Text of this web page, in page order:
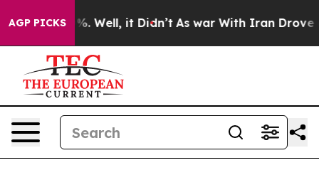
AGP PICKS
40%. Well, it Didn’t As war With Iran Drove oil